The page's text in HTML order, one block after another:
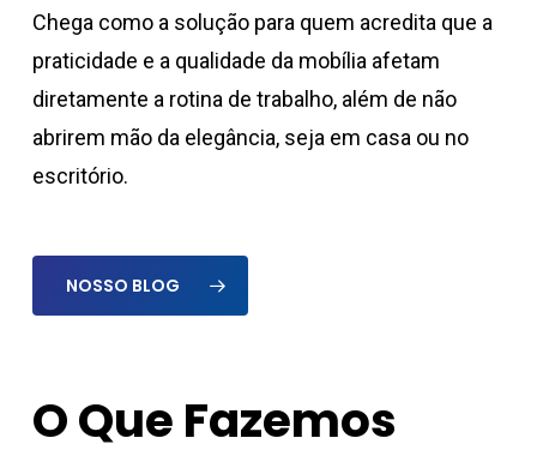
Chega como a solução para quem acredita que a
praticidade e a qualidade da mobília afetam
diretamente a rotina de trabalho, além de não
abrirem mão da elegância, seja em casa ou no
escritório.
NOSSO BLOG
O Que Fazemos